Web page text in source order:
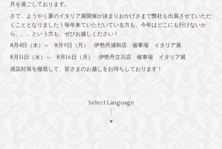
月を過ごしております。
さて、ようやく夏のイタリア展開催が決まりおかげさまで弊社も出展させていただ
くこととなりました！毎年来ていただいている方も、今年はどこにも行けないか
ら、、、という方も、ぜひお越しください！
8月4日（水）～ 8月9日（月） 伊勢丹浦和店 催事場 イタリア展
8月11日（水）～ 8月16日（月） 伊勢丹立川店 催事場 イタリア展
感染対策を徹底して、皆さまのお越しをお待ちしております！
Select Language
▼